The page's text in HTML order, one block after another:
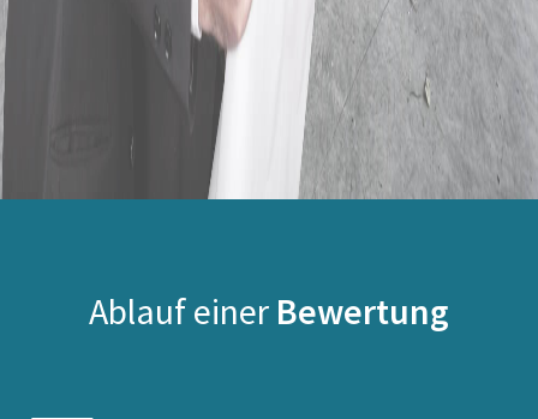
Ablauf einer Bewertung